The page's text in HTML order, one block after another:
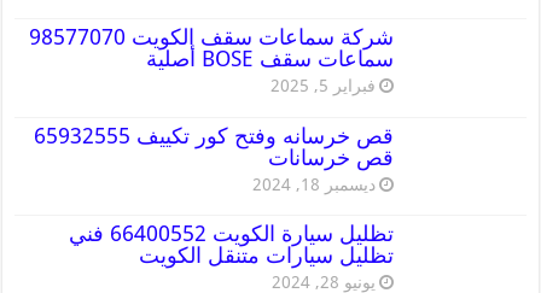
شركة سماعات سقف الكويت 98577070
سماعات سقف BOSE أصلية
فبراير 5, 2025
قص خرسانه وفتح كور تكييف 65932555
قص خرسانات
ديسمبر 18, 2024
تظليل سيارة الكويت 66400552 فني
تظليل سيارات متنقل الكويت
يونيو 28, 2024